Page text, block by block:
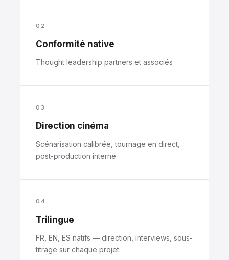
02
Conformité native
Thought leadership partners et associés
03
Direction cinéma
Scénarisation calibrée, tournage en direct,
post-production interne.
04
Trilingue
FR, EN, ES natifs — direction, interviews, sous-
titrage sur chaque projet.